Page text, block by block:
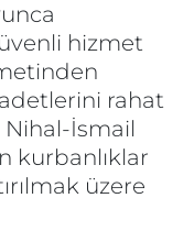
hizmet
rahat
İsmail
kurbanlıklar
üzere